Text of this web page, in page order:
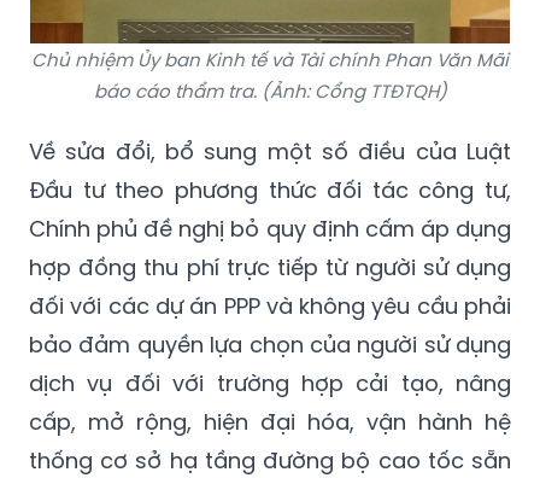
Chủ nhiệm Ủy ban Kinh tế và Tài chính Phan Văn Mãi
báo cáo thẩm tra. (Ảnh: Cổng TTĐTQH)
Về sửa đổi, bổ sung một số điều của Luật
Đầu tư theo phương thức đối tác công tư,
Chính phủ đề nghị bỏ quy định cấm áp dụng
hợp đồng thu phí trực tiếp từ người sử dụng
đối với các dự án PPP và không yêu cầu phải
bảo đảm quyền lựa chọn của người sử dụng
dịch vụ đối với trường hợp cải tạo, nâng
cấp, mở rộng, hiện đại hóa, vận hành hệ
thống cơ sở hạ tầng đường bộ cao tốc sẵn